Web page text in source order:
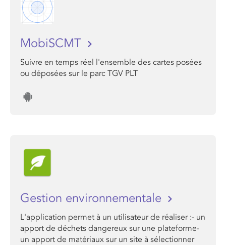
MobiSCMT
Suivre en temps réel l'ensemble des cartes posées
ou déposées sur le parc TGV PLT
Gestion environnementale
L'application permet à un utilisateur de réaliser :- un
apport de déchets dangereux sur une plateforme-
un apport de matériaux sur un site à sélectionner